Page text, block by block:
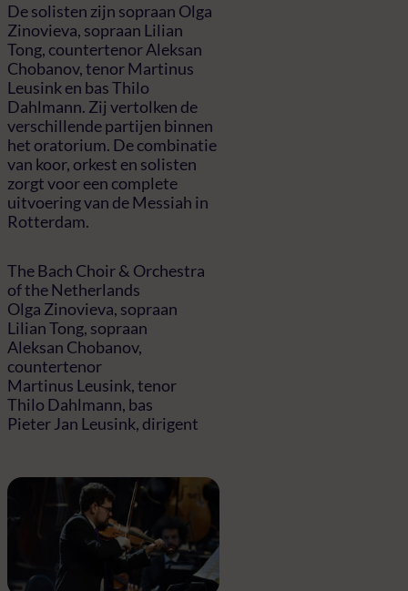
De solisten zijn sopraan Olga
Zinovieva, sopraan Lilian
Tong, countertenor Aleksan
Chobanov, tenor Martinus
Leusink en bas Thilo
Dahlmann. Zij vertolken de
verschillende partijen binnen
het oratorium. De combinatie
van koor, orkest en solisten
zorgt voor een complete
uitvoering van de Messiah in
Rotterdam.
The Bach Choir & Orchestra
of the Netherlands
Olga Zinovieva, sopraan
Lilian Tong, sopraan
Aleksan Chobanov,
countertenor
Martinus Leusink, tenor
Thilo Dahlmann, bas
Pieter Jan Leusink, dirigent